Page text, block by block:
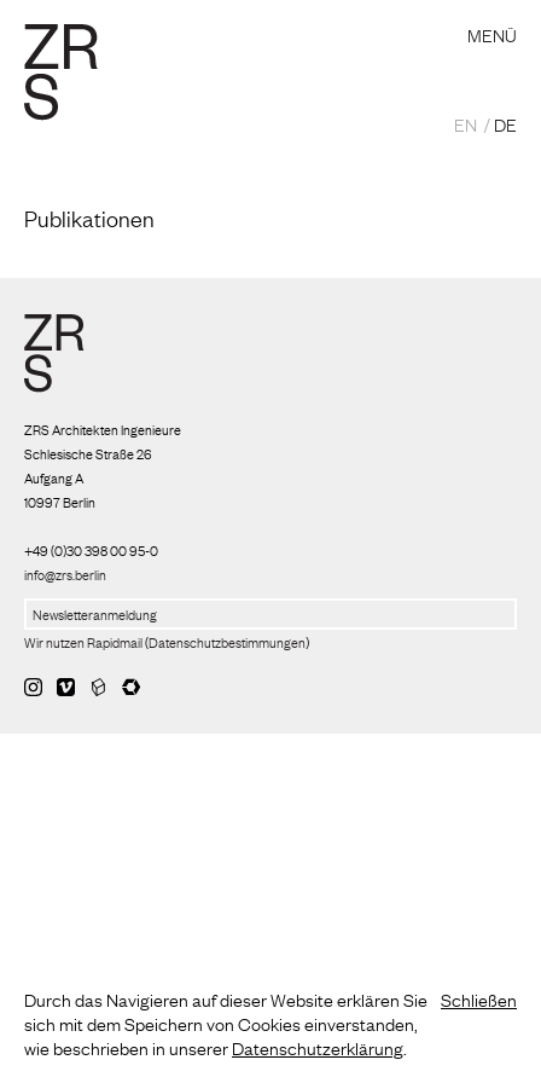
MENÜ
EN DE
Publikationen
ZRS Architekten Ingenieure
Schlesische Straße 26
Aufgang A
10997 Berlin
+49 (0)30 398 00 95-0
info@zrs.berlin
Wir nutzen Rapidmail(Datenschutzbestimmungen)
Durch das Navigieren auf dieser Website erklären Sie
sich mit dem Speichern von Cookies einverstanden,
wie beschrieben in unsererDatenschutzerklärung
Schließen